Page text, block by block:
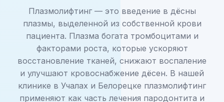
Плазмолифтинг — это введение в дёсны
плазмы, выделенной из собственной крови
пациента. Плазма богата тромбоцитами и
факторами роста, которые ускоряют
восстановление тканей, снижают воспаление
и улучшают кровоснабжение дёсен. В нашей
клинике в Учалах и Белорецке плазмолифтинг
применяют как часть лечения пародонтита и